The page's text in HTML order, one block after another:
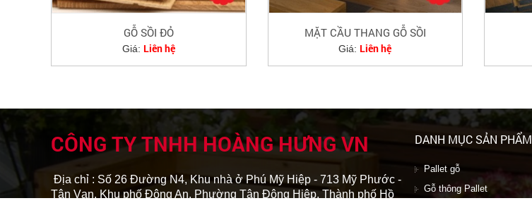
GỖ SỒI ĐỎ
Giá: Liên hệ
MẶT CẦU THANG GỖ SỒI
Giá: Liên hệ
CÔNG TY TNHH HOÀNG HƯNG VN
Địa chỉ : Số 26 Đường N4, Khu nhà ở Phú Mỹ Hiệp - 713 Mỹ Phước -
Tân Vạn, Khu phố Đông An, Phường Tân Đông Hiệp, Thành phố Hồ
DANH MỤC SẢN PHẨM
Pallet gỗ
Gỗ thông Pallet